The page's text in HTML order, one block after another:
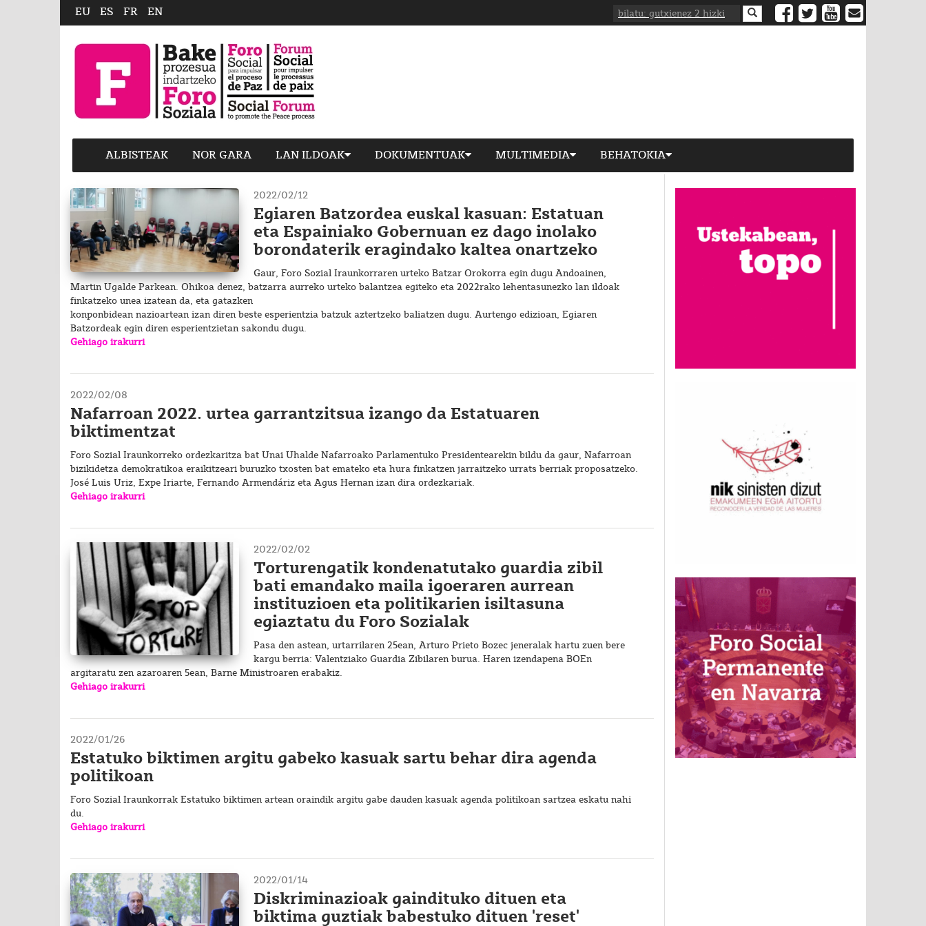
EU ES FR EN
ALBISTEAK NOR GARA LAN ILDOAK DOKUMENTUAK MULTIMEDIA BEHATOKIA
2022/02/12
Egiaren Batzordea euskal kasuan: Estatuan
eta Espainiako Gobernuan ez dago inolako
borondaterik eragindako kaltea onartzeko
Gaur, Foro Sozial Iraunkorraren urteko Batzar Orokorra egin dugu Andoainen,
Martin Ugalde Parkean. Ohikoa denez, batzarra aurreko urteko balantzea egiteko eta 2022rako lehentasunezko lan ildoak
finkatzeko unea izatean da, eta gatazken
konponbidean nazioartean izan diren beste esperientzia batzuk aztertzeko baliatzen dugu. Aurtengo edizioan, Egiaren
Batzordeak egin diren esperientzietan sakondu dugu.
Gehiago irakurri
2022/02/08
Nafarroan 2022. urtea garrantzitsua izango da Estatuaren
biktimentzat
Foro Sozial Iraunkorreko ordezkaritza bat Unai Uhalde Nafarroako Parlamentuko Presidentearekin bildu da gaur, Nafarroan
bizikidetza demokratikoa eraikitzeari buruzko txosten bat emateko eta hura finkatzen jarraitzeko urrats berriak proposatzeko.
José Luis Uriz, Expe Iriarte, Fernando Armendáriz eta Agus Hernan izan dira ordezkariak.
Gehiago irakurri
2022/02/02
Torturengatik kondenatutako guardia zibil
bati emandako maila igoeraren aurrean
instituzioen eta politikarien isiltasuna
egiaztatu du Foro Sozialak
Pasa den astean, urtarrilaren 25ean, Arturo Prieto Bozec jeneralak hartu zuen bere
kargu berria: Valentziako Guardia Zibilaren burua. Haren izendapena BOEn
argitaratu zen azaroaren 5ean, Barne Ministroaren erabakiz.
Gehiago irakurri
2022/01/26
Estatuko biktimen argitu gabeko kasuak sartu behar dira agenda
politikoan
Foro Sozial Iraunkorrak Estatuko biktimen artean oraindik argitu gabe dauden kasuak agenda politikoan sartzea eskatu nahi
du.
Gehiago irakurri
2022/01/14
Diskriminazioak gaindituko dituen eta
biktima guztiak babestuko dituen 'reset'